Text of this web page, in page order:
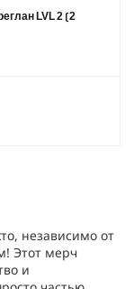
независимо от
Этот мерч
и
LVL 2 (2